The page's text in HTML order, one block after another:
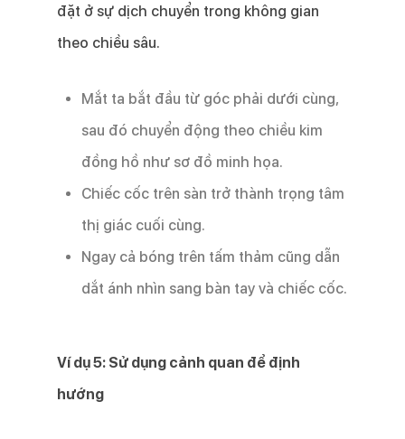
đặt ở sự dịch chuyển trong không gian
theo chiều sâu.
Mắt ta bắt đầu từ góc phải dưới cùng,
sau đó chuyển động theo chiều kim
đồng hồ như sơ đồ minh họa.
Chiếc cốc trên sàn trở thành trọng tâm
thị giác cuối cùng.
Ngay cả bóng trên tấm thảm cũng dẫn
dắt ánh nhìn sang bàn tay và chiếc cốc.
Ví dụ 5: Sử dụng cảnh quan để định
hướng